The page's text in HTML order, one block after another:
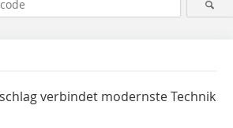
verbindet modernste Technik